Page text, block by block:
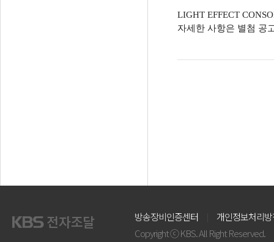
LIGHT EFFECT
자세한 사항은 별첨 공
방송장비인증센터
개인정보처리
Copyright ⓒ KBS. All Right Reserved.